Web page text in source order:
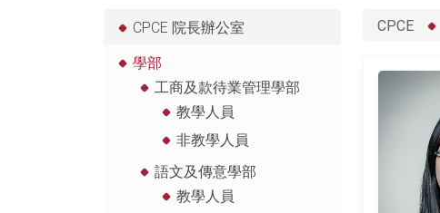
CPCE 院長辦公室
學部
工商及款待業管理學部
教學人員
非教學人員
語文及傳意學部
教學人員
CPCE